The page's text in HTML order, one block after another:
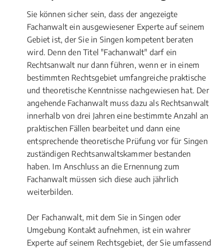
Sie können sicher sein, dass der angezeigte
Fachanwalt ein ausgewiesener Experte auf seinem
Gebiet ist, der Sie in Singen kompetent beraten
wird. Denn den Titel "Fachanwalt" darf ein
Rechtsanwalt nur dann führen, wenn er in einem
bestimmten Rechtsgebiet umfangreiche praktische
und theoretische Kenntnisse nachgewiesen hat. Der
angehende Fachanwalt muss dazu als Rechtsanwalt
innerhalb von drei Jahren eine bestimmte Anzahl an
praktischen Fällen bearbeitet und dann eine
entsprechende theoretische Prüfung vor für Singen
zuständigen Rechtsanwaltskammer bestanden
haben. Im Anschluss an die Ernennung zum
Fachanwalt müssen sich diese auch jährlich
weiterbilden.
Der Fachanwalt, mit dem Sie in Singen oder
Umgebung Kontakt aufnehmen, ist ein wahrer
Experte auf seinem Rechtsgebiet, der Sie umfassend